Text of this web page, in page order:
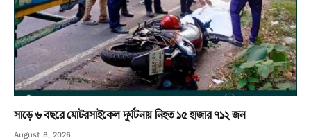
সাড়ে ৬ বছরে মোটরসাইকেল দুর্ঘটনায় নিহত ১৫ হাজার ৭১২ জন
August 8, 2026